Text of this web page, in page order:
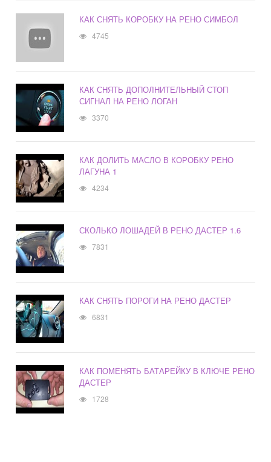
КАК СНЯТЬ КОРОБКУ НА РЕНО СИМБОЛ
4745
КАК СНЯТЬ ДОПОЛНИТЕЛЬНЫЙ СТОП
СИГНАЛ НА РЕНО ЛОГАН
3370
КАК ДОЛИТЬ МАСЛО В КОРОБКУ РЕНО
ЛАГУНА 1
4234
СКОЛЬКО ЛОШАДЕЙ В РЕНО ДАСТЕР 1.6
7831
КАК СНЯТЬ ПОРОГИ НА РЕНО ДАСТЕР
6831
КАК ПОМЕНЯТЬ БАТАРЕЙКУ В КЛЮЧЕ РЕНО
ДАСТЕР
1728